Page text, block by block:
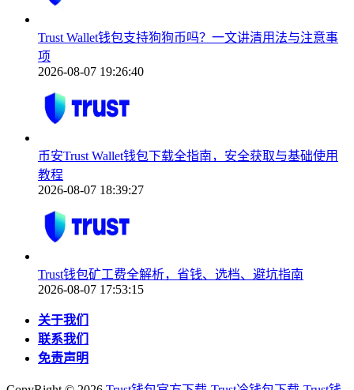
Trust Wallet钱包支持狗狗币吗？一文讲清用法与注意事
项
2026-08-07 19:26:40
币安Trust Wallet钱包下载全指南，安全获取与基础使用
教程
2026-08-07 18:39:27
Trust钱包矿工费全解析，省钱、选档、避坑指南
2026-08-07 17:53:15
关于我们
联系我们
免责声明